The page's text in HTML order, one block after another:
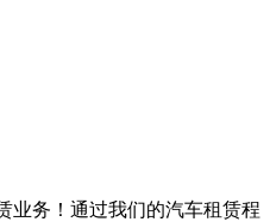
业务！通过我们的汽车租赁程